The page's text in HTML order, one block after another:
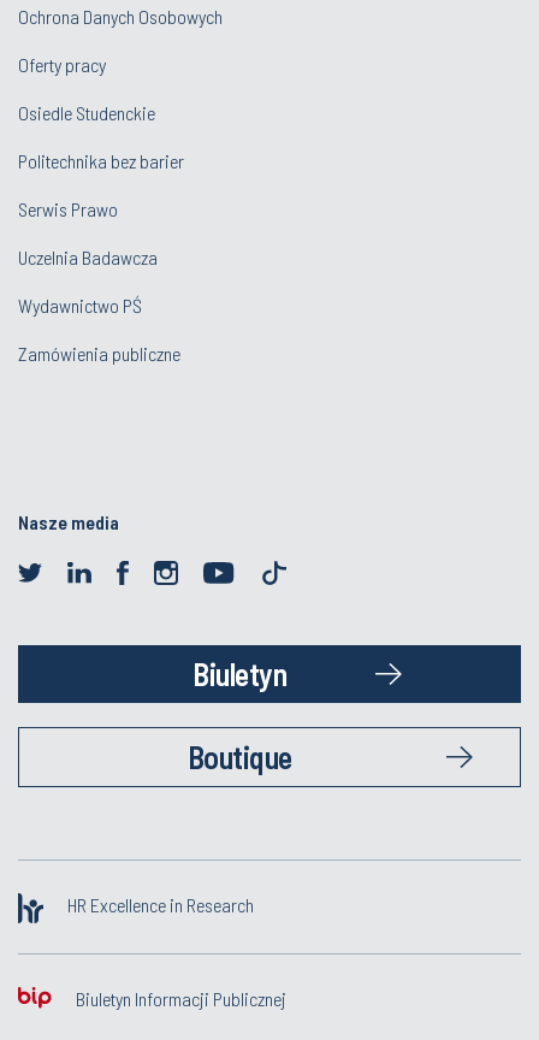
Ochrona Danych Osobowych
Oferty pracy
Osiedle Studenckie
Politechnika bez barier
Serwis Prawo
Uczelnia Badawcza
Wydawnictwo PŚ
Zamówienia publiczne
Nasze media
Biuletyn
Boutique
HR Excellence in Research
Biuletyn Informacji Publicznej